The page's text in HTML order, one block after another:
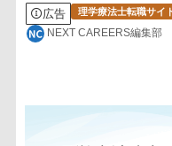
広告 理学療法士転職サイ
NEXT CAREERS編集部